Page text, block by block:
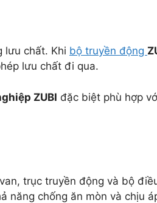
lưu chất. Khi bộ truyền động
lưu chất đi qua.
ZUBI đặc biệt phù hợp
trục truyền động và bộ
năng chống ăn mòn và chịu